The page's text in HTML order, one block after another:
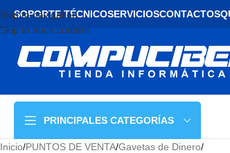
Skip to navigation
Skip to main content
SOPORTE TÉCNICOSERVICIOSCONTACTOS
PRINCIPALES CATEGORÍAS
Inicio/PUNTOS DE VENTA/Gavetas de Dinero/